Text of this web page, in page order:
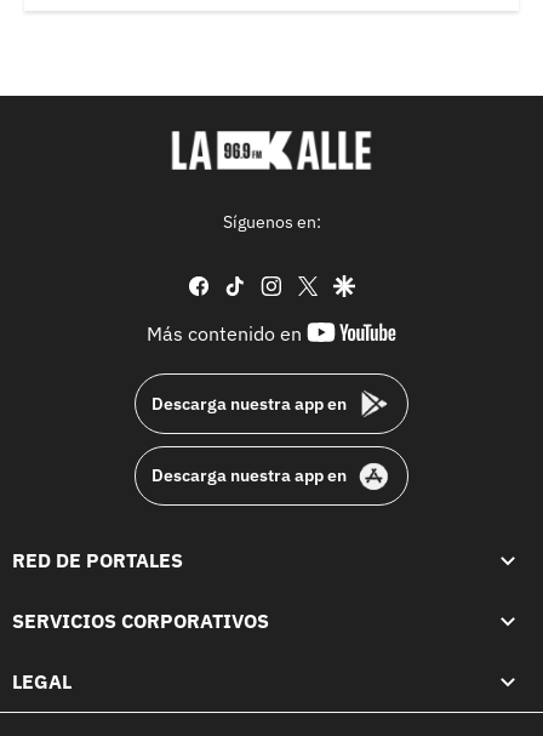
Síguenos en:
facebook
tiktok instagram
twittergoogle
Más contenido en
youtube-
Descarga nuestra app en
Descarga nuestra app en
RED DE PORTALES
SERVICIOS CORPORATIVOS
LEGAL